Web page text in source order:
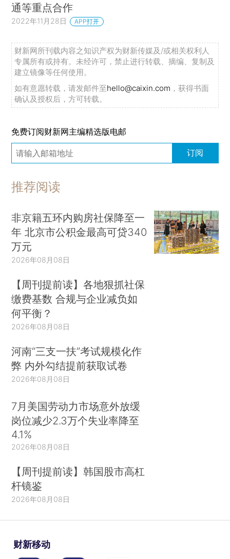
通等重点合作
2022年11月28日 APP打开
财新网所刊载内容之知识产权为财新传媒及/或相关权利人
专属所有或持有。未经许可，禁止进行转载、摘编、复制及
建立镜像等任何使用。
如有意愿转载，请发邮件至hello@caixin.com ，获得书面
确认及授权后，方可转载。
免费订阅财新网主编精选版电邮
订阅
推荐阅读
非京籍五环内购房社保降至一
年 北京市公积金最高可贷340
万元
2026年08月08日
【周刊提前读】各地狠抓社保
缴费基数 合规与企业减负如
何平衡？
2026年08月08日
河南“三支一扶”考试规模化作
弊 内外勾结提前获取试卷
2026年08月08日
7月美国劳动力市场意外放缓
岗位减少2.3万个失业率降至
4.1%
2026年08月08日
【周刊提前读】韩国股市高杠
杆镜鉴
2026年08月08日
财新移动